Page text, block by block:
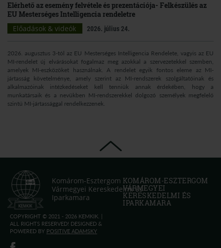
Elérhető az esemény felvétele és prezentációja- Felkészülés az
EU Mesterséges Intelligencia rendeletre
Előadások & videók
2026. július 24.
2026. augusztus 3-tól az EU Mesterséges Intelligencia Rendelete, vagyis az EU
MI-rendelet új elvárásokat fogalmaz meg azokkal a szervezetekkel szemben,
amelyek MI-eszközöket használnak. A rendelet egyik fontos eleme az MI-
jártasság követelménye, amely szerint az MI-rendszerek szolgáltatóinak és
alkalmazóinak intézkedéseket kell tenniük annak érdekében, hogy a
munkatársaik és a nevükben MI-rendszerekkel dolgozó személyek megfelelő
szintű MI-jártassággal rendelkezzenek.
Komárom-Esztergom
Vármegyei Kereskedelmi és
Iparkamara
COPYRIGHT © 2021 - 2026 KEMKIK. |
ALL RIGHTS RESERVED! DESIGNED &
POWERED BY POSITIVE ADAMSKY
KOMÁROM-ESZTERGOM
VÁRMEGYEI
KERESKEDELMI ÉS
IPARKAMARA